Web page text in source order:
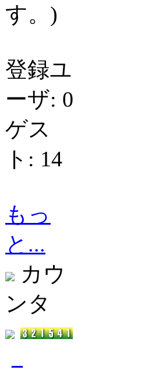
す。)
登録ユ
ーザ: 0
ゲス
ト: 14
もっ
と...
カウ
ンタ